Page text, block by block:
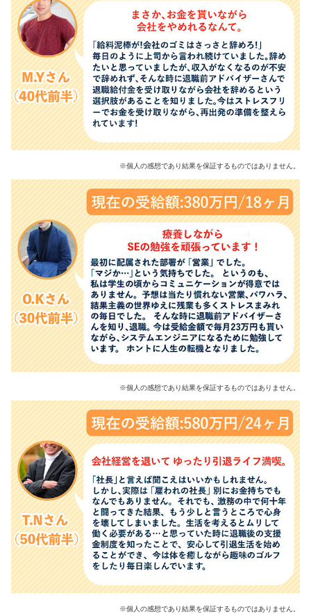
※個人の感想であり結果を保証するものではありません。
※個人の感想であり結果を保証するものではありません。
※個人の感想であり結果を保証するものではありません。